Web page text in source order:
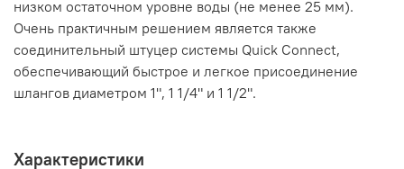
низком остаточном уровне воды (не менее 25 мм).
Очень практичным решением является также
соединительный штуцер системы Quick Connect,
обеспечивающий быстрое и легкое присоединение
шлангов диаметром 1", 1 1/4" и 1 1/2".
Характеристики